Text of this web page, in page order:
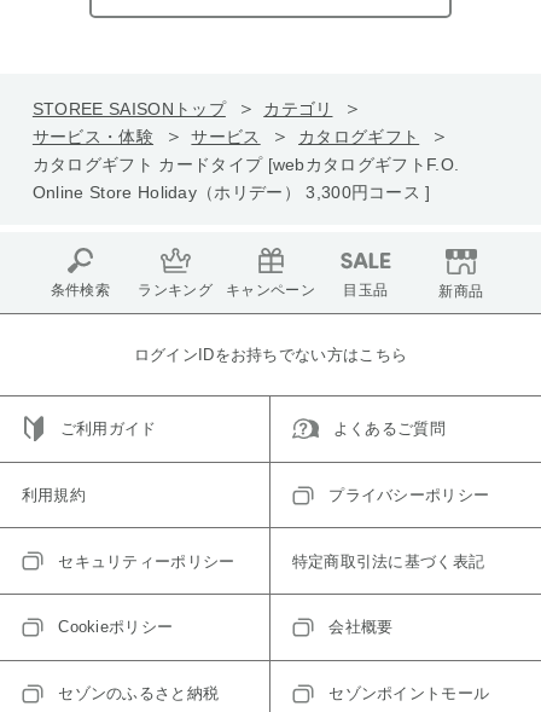
STOREE SAISONトップ
カテゴリ
サービス・体験
サービス
カタログギフト
カタログギフト カードタイプ [webカタログギフトF.O.
Online Store Holiday（ホリデー） 3,300円コース ]
条件検索 ランキング キャンペーン 目玉品 新商品
ログインIDをお持ちでない方はこちら
ご利用ガイド よくあるご質問
利用規約 プライバシーポリシー
セキュリティーポリシー 特定商取引法に基づく表記
Cookieポリシー 会社概要
セゾンのふるさと納税 セゾンポイントモール